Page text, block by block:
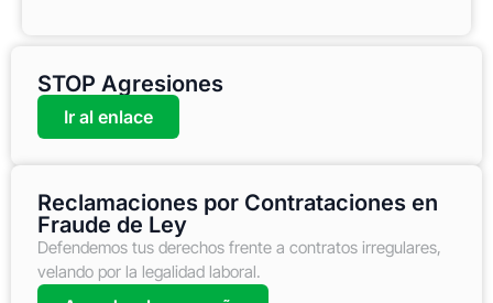
STOP Agresiones
Ir al enlace
Reclamaciones por Contrataciones en
Fraude de Ley
Defendemos tus derechos frente a contratos irregulares,
velando por la legalidad laboral.